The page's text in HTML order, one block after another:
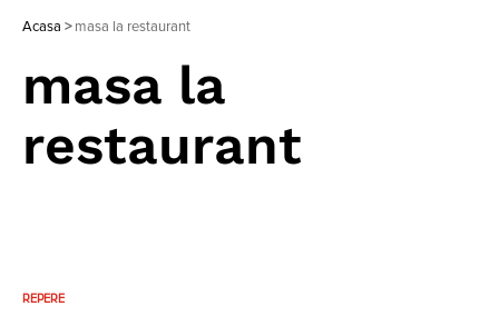
Acasa > masa la restaurant
masa la
restaurant
REPERE